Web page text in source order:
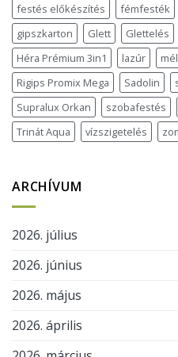
festés előkészítés fémfesték
gipszkarton
Glett Glettelés
Héra Prémium 3in1
lazúr
Rigips Promix Mega
Sadolin
Supralux Orkan
szobafestés
Trinát Aqua
vízszigetelés
ARCHÍVUM
2026. július
2026. június
2026. május
2026. április